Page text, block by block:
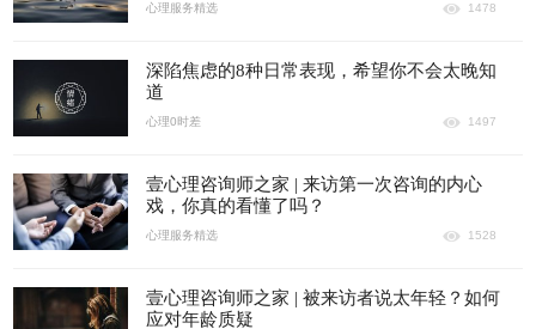
心理服务精选 1478
深陷焦虑的8种日常表现，希望你不会太晚知
道
心理0时差 1497
壹心理咨询师之家 | 来访第一次咨询的内心
戏，你真的看懂了吗？
心理服务精选 1528
壹心理咨询师之家 | 被来访者说太年轻？如何
应对年龄质疑